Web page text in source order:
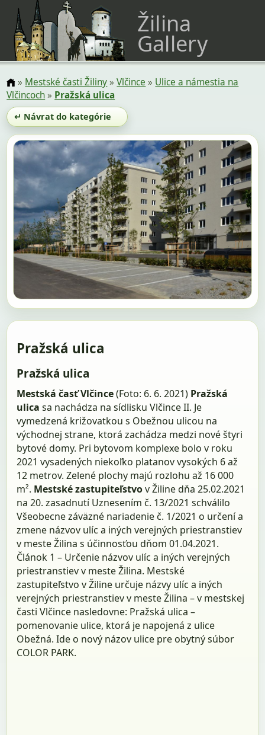
Žilina
Gallery
» Mestské časti Žiliny»Vlčince » Ulice a námestia na
Vlčincoch» Pražská ulica
↵ Návrat do kategórie
Pražská ulica
Pražská ulica
Mestská časť Vlčince(Foto: 6. 6. 2021) Pražská
ulica sa nachádza na sídlisku Vlčince II. Je
vymedzená križovatkou s Obežnou ulicou na
východnej strane, ktorá zachádza medzi nové štyri
bytové domy. Pri bytovom komplexe bolo v roku
2021 vysadených niekoľko platanov vysokých 6 až
12 metrov. Zelené plochy majú rozlohu až 16 000
m². Mestské zastupiteľstvov Žiline dňa 25.02.2021
na 20. zasadnutí Uznesením č. 13/2021 schválilo
Všeobecne záväzné nariadenie č. 1/2021 o určení a
zmene názvov ulíc a iných verejných priestranstiev
v meste Žilina s účinnosťou dňom 01.04.2021.
Článok 1 – Určenie názvov ulíc a iných verejných
priestranstiev v meste Žilina. Mestské
zastupiteľstvo v Žiline určuje názvy ulíc a iných
verejných priestranstiev v meste Žilina – v mestskej
časti Vlčince nasledovne: Pražská ulica –
pomenovanie ulice, ktorá je napojená z ulice
Obežná. Ide o nový názov ulice pre obytný súbor
COLOR PARK.